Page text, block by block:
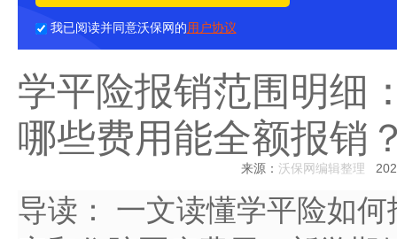
我已阅读并同意沃保网的用户协议
学平险报销范围明细
哪些费用能全额报销
来源： 沃保网编辑整理
导读：
一文读懂学平险如